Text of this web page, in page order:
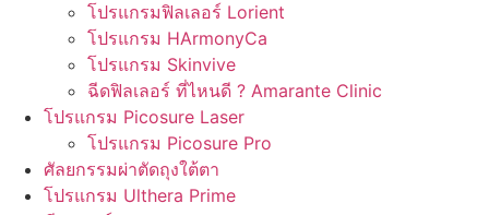
โปรแกรมฟิลเลอร์ Lorient
โปรแกรม HArmonyCa
โปรแกรม Skinvive
ฉีดฟิลเลอร์ ที่ไหนดี ? Amarante Clinic
โปรแกรม Picosure Laser
โปรแกรม Picosure Pro
ศัลยกรรมผ่าตัดถุงใต้ตา
โปรแกรม Ulthera Prime